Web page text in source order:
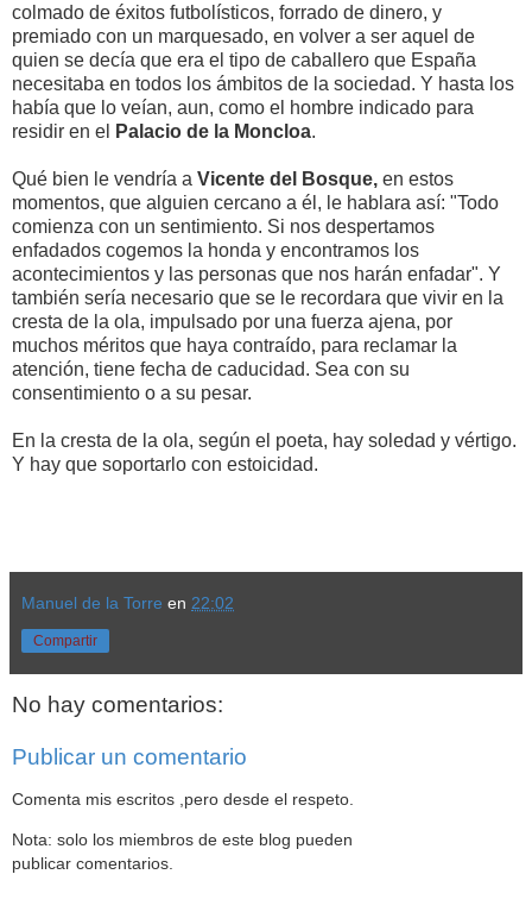
colmado de éxitos futbolísticos, forrado de dinero, y
premiado con un marquesado, en volver a ser aquel de
quien se decía que era el tipo de caballero que España
necesitaba en todos los ámbitos de la sociedad. Y hasta los
había que lo veían, aun, como el hombre indicado para
residir en el
Palacio de la Moncloa.
Qué bien le vendría a Vicente del Bosque, en estos
momentos, que alguien cercano a él, le hablara así: "Todo
comienza con un sentimiento. Si nos despertamos
enfadados cogemos la honda y encontramos los
acontecimientos y las personas que nos harán enfadar". Y
también sería necesario que se le recordara que vivir en la
cresta de la ola, impulsado por una fuerza ajena, por
muchos méritos que haya contraído, para reclamar la
atención, tiene fecha de caducidad. Sea con su
consentimiento o a su pesar.
En la cresta de la ola, según el poeta, hay soledad y vértigo.
Y hay que soportarlo con estoicidad.
Manuel de la Torre en 22:02
Compartir
No hay comentarios:
Publicar un comentario
Comenta mis escritos ,pero desde el respeto.
Nota: solo los miembros de este blog pueden
publicar comentarios.